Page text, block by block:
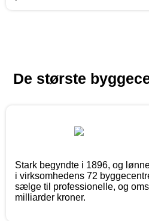
De største
Stark begyndte i 1896, og
i virksomhedens 72
sælge til professionelle, og
milliarder kroner.